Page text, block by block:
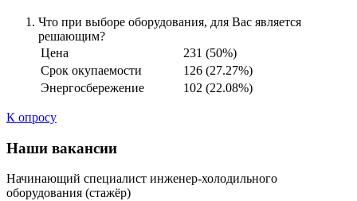
Что при выборе оборудования, для Вас является
решающим?
Цена
231 (50%)
Срок окупаемости
126 (27.27%)
Энергосбережение
102 (22.08%)
К опросу
Наши вакансии
Начинающий специалист инженер-холодильного
оборудования (стажёр)